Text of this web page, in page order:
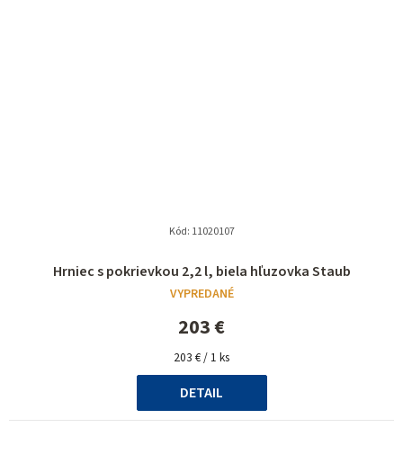
Hrniec s pokrievkou 2,2 l, biela hľuzovka Staub
VYPREDANÉ
203 €
Jednotková
cena:
203 € / 1 ks
DETAIL
Kód: 11020107